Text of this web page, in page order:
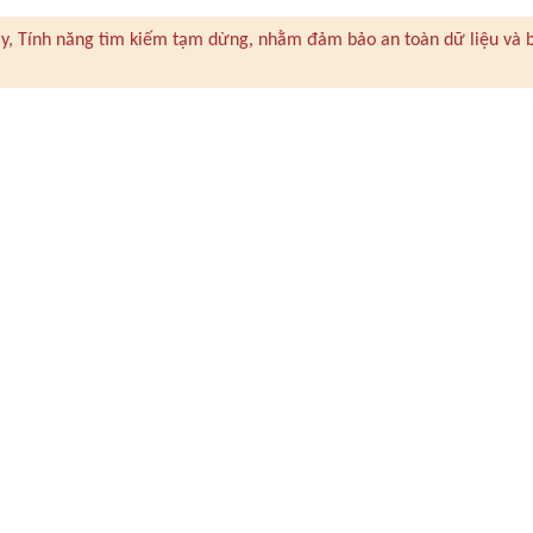
Tính năng tìm kiếm tạm dừng, nhằm đảm bảo an toàn dữ liệu và